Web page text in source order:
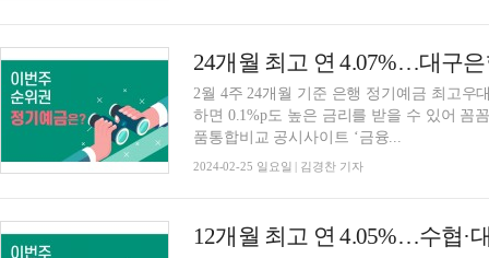
2월 4주 24개월 기준 은행 정기예금 최고우
하면 0.1%p도 높은 금리를 받을 수 있어 꼼
품통합비교 공시사이트 ‘금융...
2024-02-25 일요일 | 김경찬 기자